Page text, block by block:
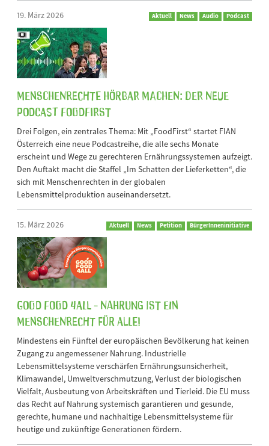
19. März 2026 Aktuell News Audio Podcast
Menschenrechte hörbar machen: Der neue
Podcast FoodFirst
Drei Folgen, ein zentrales Thema: Mit „FoodFirst“ startet FIAN
Österreich eine neue Podcastreihe, die alle sechs Monate
erscheint und Wege zu gerechteren Ernährungssystemen aufzeigt.
Den Auftakt macht die Staffel „Im Schatten der Lieferketten“, die
sich mit Menschenrechten in der globalen
Lebensmittelproduktion auseinandersetzt.
15. März 2026 Aktuell News Petition BürgerInneninitiative
Good Food 4All - Nahrung ist ein
Menschenrecht für alle!
Mindestens ein Fünftel der europäischen Bevölkerung hat keinen
Zugang zu angemessener Nahrung. Industrielle
Lebensmittelsysteme verschärfen Ernährungsunsicherheit,
Klimawandel, Umweltverschmutzung, Verlust der biologischen
Vielfalt, Ausbeutung von Arbeitskräften und Tierleid. Die EU muss
das Recht auf Nahrung systemisch garantieren und gesunde,
gerechte, humane und nachhaltige Lebensmittelsysteme für
heutige und zukünftige Generationen fördern.